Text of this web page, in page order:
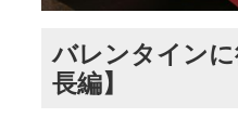
バレンタイン
長編】